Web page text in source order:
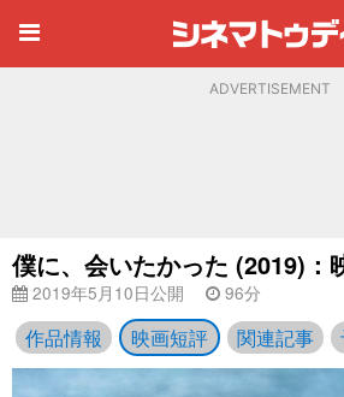
ADVERTISEMENT
僕に、会いたかった (2019)：
2019年5月10日公開 96分
作品情報 映画短評 関連記事